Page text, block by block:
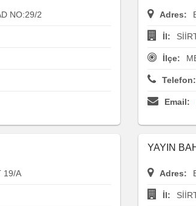
NO:29/2 Adres:
İl:
İlçe:
Telefon:
Email:
19/A
YAYIN
Adres:
İl: